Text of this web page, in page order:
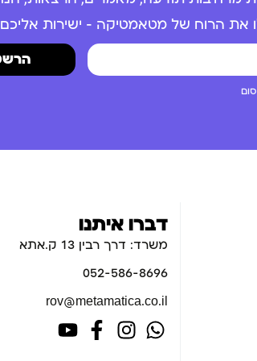
את הרוח של מטאמטיקה – ישירות
דברו איתנו
משרד: דרך רבין 13 ק.אתא
052-586-8696
rov@metamatica.co.il